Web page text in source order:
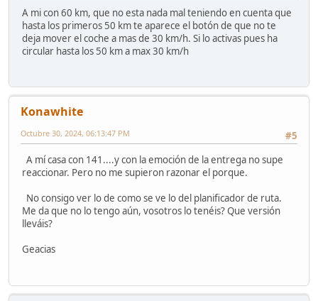
A mi con 60 km, que no esta nada mal teniendo en cuenta que
hasta los primeros 50 km te aparece el botón de que no te
deja mover el coche a mas de 30 km/h. Si lo activas pues ha
circular hasta los 50 km a max 30 km/h
Konawhite
#5
Octubre 30, 2024, 06:13:47 PM
A mí casa con 141....y con la emoción de la entrega no supe
reaccionar. Pero no me supieron razonar el porque.
No consigo ver lo de como se ve lo del planificador de ruta.
Me da que no lo tengo aún, vosotros lo tenéis? Que versión
lleváis?
Geacias